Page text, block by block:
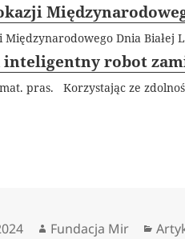
Międzynarodowego Dnia Białej
inteligentny robot
mat. pras. Korzystając ze
Autor
Fundacja Mir